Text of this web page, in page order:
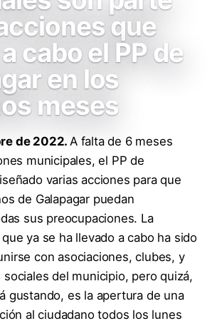
que
cabo el PP de
en los
meses
de 2022. A falta de 6 meses
municipales, el PP de
varias acciones para que
de Galapagar puedan
sus preocupaciones. La
ya se ha llevado a cabo ha sido
con asociaciones, clubes, y
sociales del municipio, pero quizá,
gustando, es la apertura de una
al ciudadano todos los lunes